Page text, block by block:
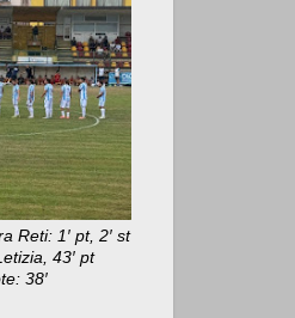
Reti: 1′ pt, 2′ st
43′ pt
38′